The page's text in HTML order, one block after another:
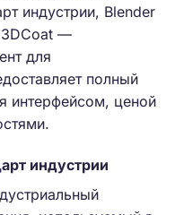
индустрии, Blender
3DCoat —
для
полный
интерфейсом, ценой
индустрии